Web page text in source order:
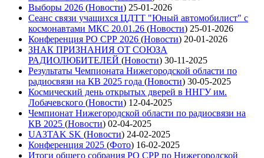
Выборы 2026 (Новости) 25-01-2026
Сеанс связи учащихся ЦДТТ "Юный автомобилист" с
космонавтами МКС 20.01.26 (Новости) 25-01-2026
Конференция РО СРР 2026 (Новости) 20-01-2026
ЗНАК ПРИЗНАНИЯ ОТ СОЮЗА
РАДИОЛЮБИТЕЛЕЙ (Новости) 30-11-2025
Результаты Чемпионата Нижегородской области по
радиосвязи на КВ 2025 года (Новости) 30-05-2025
Космический день открытых дверей в ННГУ им.
Лобачевского (Новости) 12-04-2025
Чемпионат Нижегородской области по радиосвязи на
КВ 2025 (Новости) 02-04-2025
UA3TAK SK (Новости) 24-02-2025
Конференция 2025 (Фото) 16-02-2025
Итоги общего собрания РО СРР по Нижегородской